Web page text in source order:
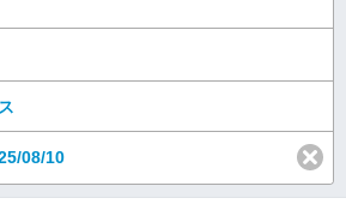
08/10